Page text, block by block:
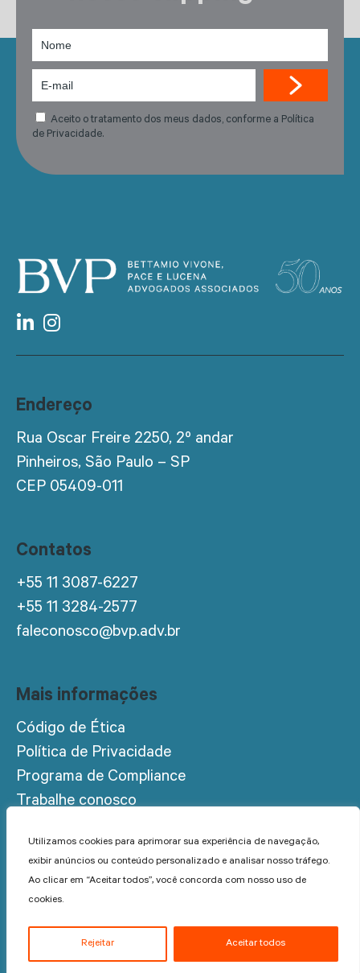
Utilizamos cookies para aprimorar sua experiência de navegação,
exibir anúncios ou conteúdo personalizado e analisar nosso tráfego.
Ao clicar em “Aceitar todos”, você concorda com nosso uso de
cookies.
Rejeitar Aceitar todos
Aceito o tratamento dos meus dados, conforme a Política
de Privacidade.
Endereço
Rua Oscar Freire 2250, 2º andar
Pinheiros, São Paulo – SP
CEP 05409-011
Contatos
+55 11 3087-6227
+55 11 3284-2577
faleconosco@bvp.adv.br
Mais informações
Código de Ética
Política de Privacidade
Programa de Compliance
Trabalhe conosco
© 2022 BVP Advogados - Todos os direitos reservados.